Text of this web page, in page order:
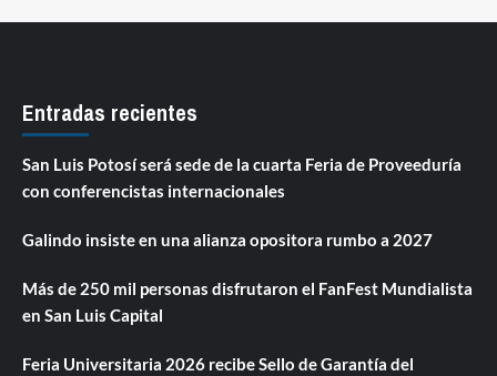
Entradas recientes
San Luis Potosí será sede de la cuarta Feria de Proveeduría
con conferencistas internacionales
Galindo insiste en una alianza opositora rumbo a 2027
Más de 250 mil personas disfrutaron el FanFest Mundialista
en San Luis Capital
Feria Universitaria 2026 recibe Sello de Garantía del